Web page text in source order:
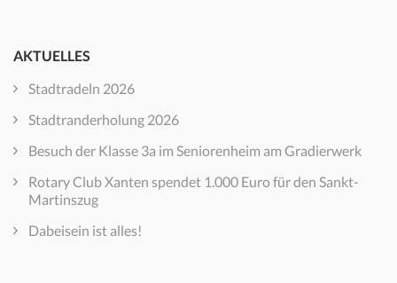
AKTUELLES
Stadtradeln 2026
Stadtranderholung 2026
Besuch der Klasse 3a im Seniorenheim am Gradierwerk
Rotary Club Xanten spendet 1.000 Euro für den Sankt-
Martinszug
Dabeisein ist alles!